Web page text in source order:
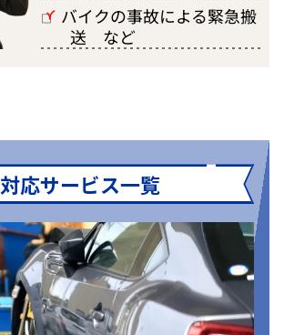
□
バイクの事故による緊急搬
送 など
対応サービス一覧